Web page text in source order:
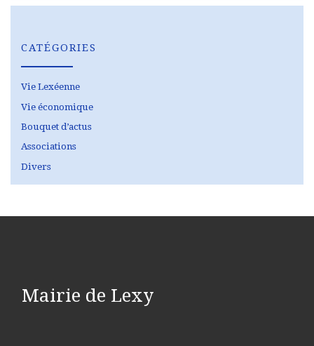
CATÉGORIES
Vie Lexéenne
Vie économique
Bouquet d’actus
Associations
Divers
Mairie de Lexy